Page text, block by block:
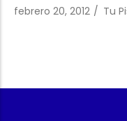
Trabaja con
Piscinas
El técnico
febrero 20, 2012 / Tu